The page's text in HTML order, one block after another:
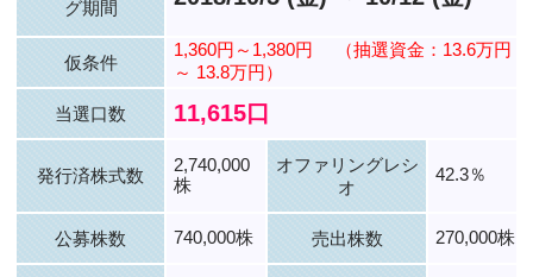
グ期間
仮条件
1,360円～1,380円
（抽選資金：13.6万円
～ 13.8万円）
当選口数 11,615口
発行済株式数
2,740,000
株
オファリングレシ
オ
42.3％
公募株数 740,000株 売出株数 270,000株